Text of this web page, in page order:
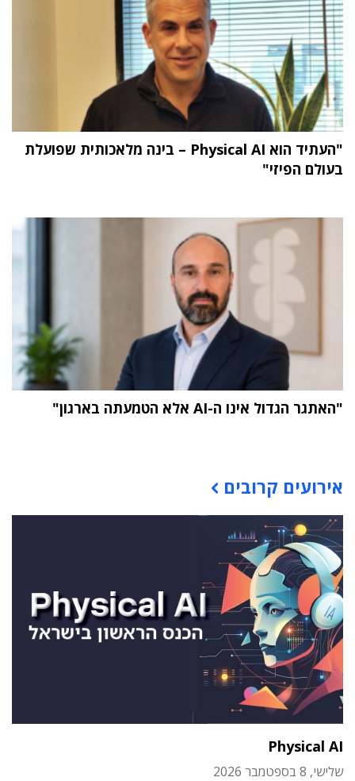
"העתיד הוא Physical AI – בינה מלאכותית שפועלת
בעולם הפיזי"
"האתגר הגדול אינו ה-AI אלא הטמעתה בארגון"
אירועים קרובים
Physical AI
שלישי, 8 בספטמבר 2026